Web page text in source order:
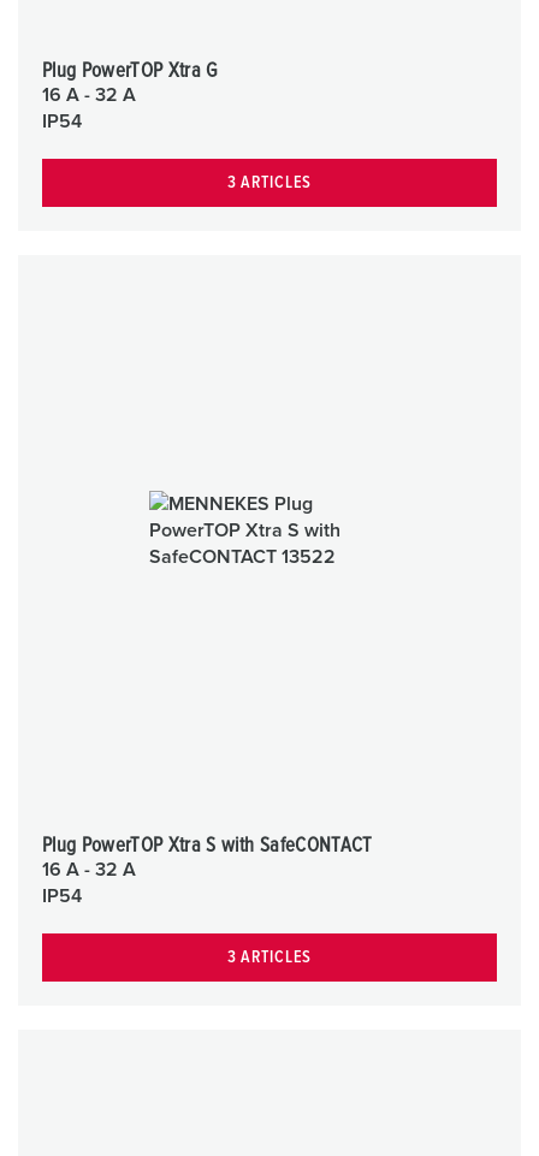
Plug PowerTOP Xtra G
16 A - 32 A
IP54
3 ARTICLES
Plug PowerTOP Xtra S with SafeCONTACT
16 A - 32 A
IP54
3 ARTICLES